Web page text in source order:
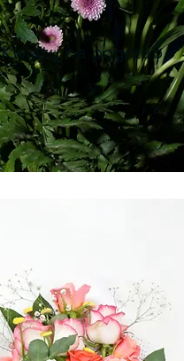
Kwiaty na pogrzeb